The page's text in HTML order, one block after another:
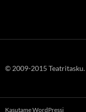
© 2009-2015 Teatritasku.
Kasutame WordPressi